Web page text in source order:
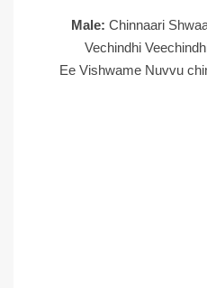
Male: Chinnaari
Vechindhi
Ee Vishwame Nuvvu